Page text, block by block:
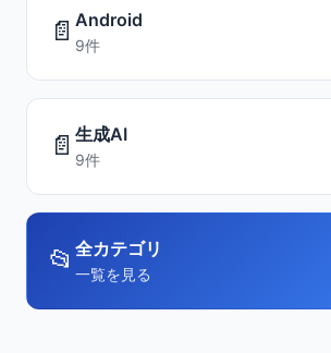
📄 Android
9件
📄 生成AI
9件
📂 全カテゴリ
一覧を見る